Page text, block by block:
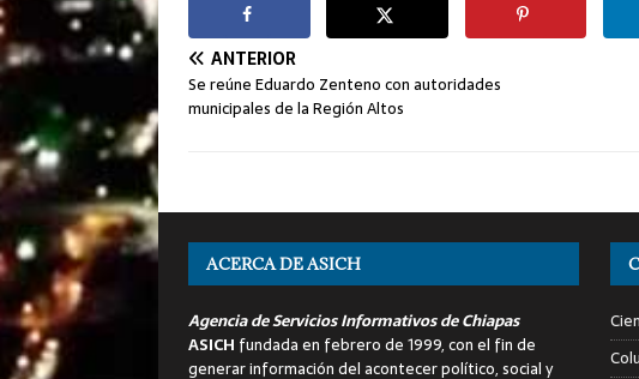
ANTERIOR
Se reúne Eduardo Zenteno con autoridades
municipales de la Región Altos
ACERCA DE ASICH
Agencia de Servicios Informativos de Chiapas
ASICH fundada en febrero de 1999, con el fin de
generar información del acontecer político, social y